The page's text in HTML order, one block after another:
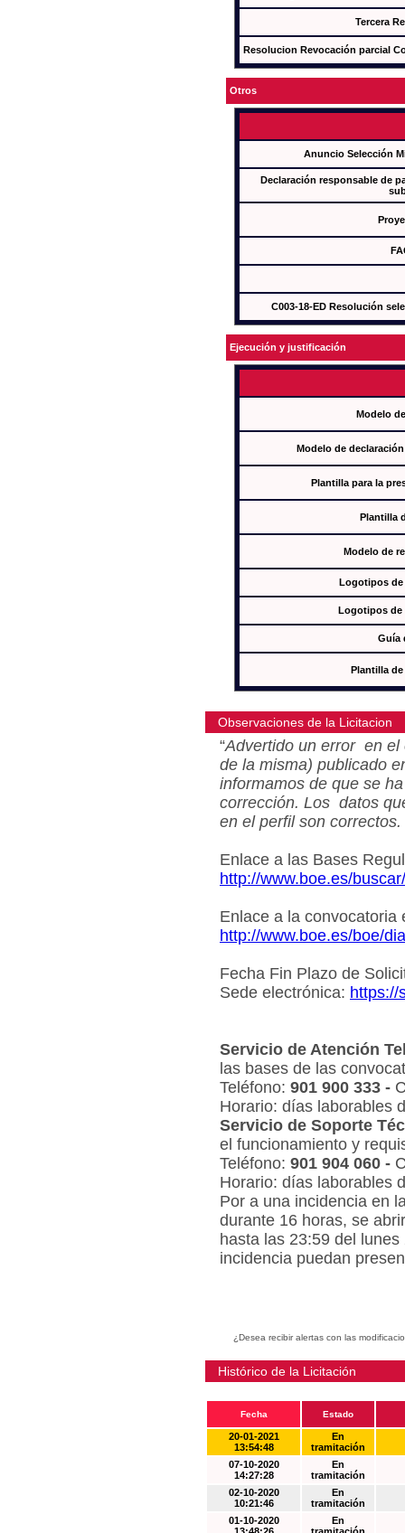
Tercera
Resolucion Revocación parcial
Otros
Anuncio Selección
Declaración responsable de
C003-18-ED Resolución
Ejecución y justificación
Modelo
Modelo de
Plantilla para la
Plantilla
Modelo de
Logotipos de
Logotipos de
Guía
Plantilla
Observaciones de la Licitacion
“Advertido un error en el
de la misma) publicado
informamos de que se
corrección. Los datos
en el perfil son correctos.
Enlace a las Bases
http://www.boe.es/
Enlace a la convocatoria
http://www.boe.es/boe/
Fecha Fin Plazo de
Sede electrónica: https://
Servicio de Atención
las bases de las
Teléfono: 901 900 333 -
Horario: días laborables
Servicio de Soporte
el funcionamiento y
Teléfono: 901 904 060 -
Horario: días laborables
Por a una incidencia en
durante 16 horas, se
hasta las 23:59 del
incidencia puedan
¿Desea recibir alertas con las
Histórico de la Licitación
Fecha Estado
20-01-2021
13:54:48
En
tramitación
07-10-2020
14:27:28
En
tramitación
02-10-2020
10:21:46
En
tramitación
01-10-2020
En